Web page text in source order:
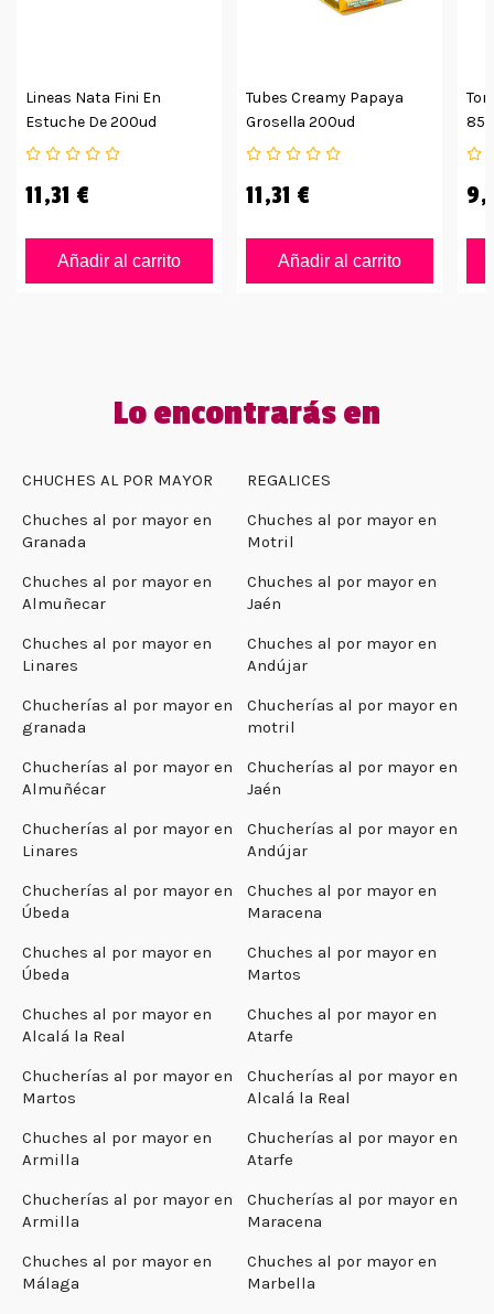
Lineas Nata Fini En
Estuche De 200ud
11,31 €
Añadir al carrito
Tubes Creamy Papaya
Grosella 200ud
11,31 €
Añadir al carrito
Lo encontrarás en
CHUCHES AL POR MAYOR
REGALICES
Chuches al por mayor en
Granada
Chuches al por mayor en
Motril
Chuches al por mayor en
Almuñecar
Chuches al por mayor en
Jaén
Chuches al por mayor en
Linares
Chuches al por mayor en
Andújar
Chucherías al por mayor en
granada
Chucherías al por mayor en
motril
Chucherías al por mayor en
Almuñécar
Chucherías al por mayor en
Jaén
Chucherías al por mayor en
Linares
Chucherías al por mayor en
Andújar
Chucherías al por mayor en
Úbeda
Chuches al por mayor en
Maracena
Chuches al por mayor en
Úbeda
Chuches al por mayor en
Martos
Chuches al por mayor en
Alcalá la Real
Chuches al por mayor en
Atarfe
Chucherías al por mayor en
Martos
Chucherías al por mayor en
Alcalá la Real
Chuches al por mayor en
Armilla
Chucherías al por mayor en
Atarfe
Chucherías al por mayor en
Armilla
Chucherías al por mayor en
Maracena
Chuches al por mayor en
Málaga
Chuches al por mayor en
Marbella